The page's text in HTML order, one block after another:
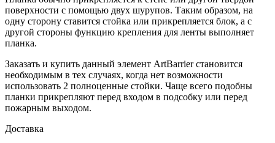
поверхности с помощью двух шурупов. Таким образом, на
одну сторону ставится стойка или прикрепляется блок, а с
другой стороны функцию крепления для ленты выполняет
планка.
Заказать и купить данный элемент ArtBarrier становится
необходимым в тех случаях, когда нет возможности
использовать 2 полноценные стойки. Чаще всего подобны
планки прикрепляют перед входом в подсобку или перед
пожарным выходом.
Доставка